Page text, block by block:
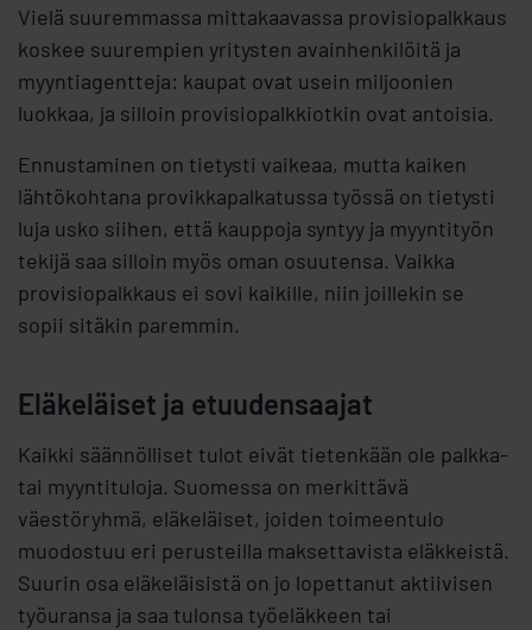
Vielä suuremmassa mittakaavassa provisiopalkkaus
koskee suurempien yritysten avainhenkilöitä ja
myyntiagentteja: kaupat ovat usein miljoonien
luokkaa, ja silloin provisiopalkkiotkin ovat antoisia.
Ennustaminen on tietysti vaikeaa, mutta kaiken
lähtökohtana provikkapalkatussa työssä on tietysti
luja usko siihen, että kauppoja syntyy ja myyntityön
tekijä saa silloin myös oman osuutensa. Vaikka
provisiopalkkaus ei sovi kaikille, niin joillekin se
sopii sitäkin paremmin.
Eläkeläiset ja etuudensaajat
Kaikki säännölliset tulot eivät tietenkään ole palkka-
tai myyntituloja. Suomessa on merkittävä
väestöryhmä, eläkeläiset, joiden toimeentulo
muodostuu eri perusteilla maksettavista eläkkeistä.
Suurin osa eläkeläisistä on jo lopettanut aktiivisen
työuransa ja saa tulonsa työeläkkeen tai